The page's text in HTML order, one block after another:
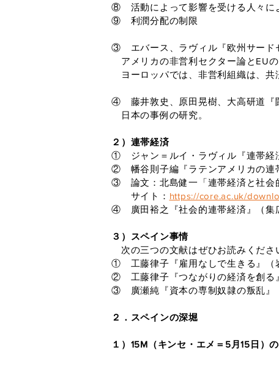
⑧ 活動によって影響を受ける人々に
⑨ 利潤分配の制限
③ エバース、ラヴィル『欧州サード
アメリカの非営利セクター論とEU
ヨーロッパでは、非営利組織は、共
④ 藤井敦史、原田晃樹、大高研道『
日本の事例の研究。
２）連帯経済
① ジャン＝ルイ・ラヴィル『連帯経
② 幡谷則子編『ラテンアメリカの連
③ 論文：北島健一「連帯経済と社会
サイト： https://core.ac.uk/
④ 廣田裕之『社会的連帯経済』（集
３）スペイン事情
次の三つの文献はぜひお読みくださ
① 工藤律子『雇用なしで生きる』（
② 工藤律子『つながりの経済を創る
③ 廣瀬純『資本の専制奴隷の叛乱』
２．スペインの深堀
１）15M（キンセ・エメ＝5月15日）